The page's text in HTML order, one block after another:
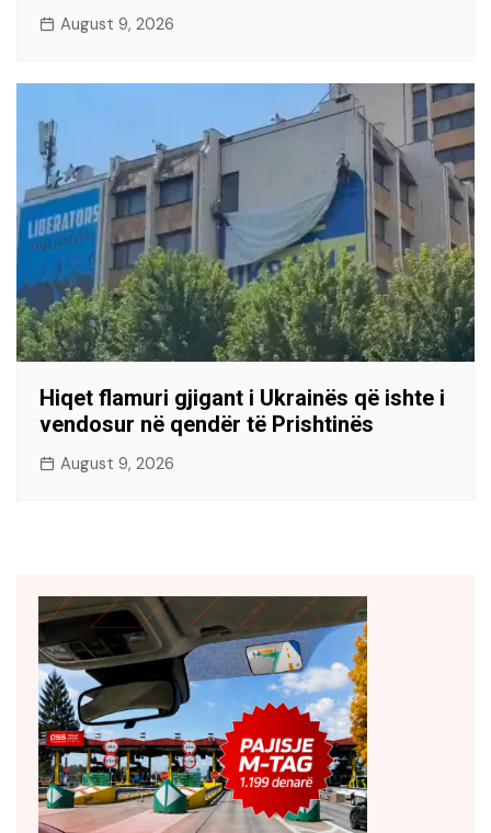
August 9, 2026
Hiqet flamuri gjigant i Ukrainës që ishte i
vendosur në qendër të Prishtinës
August 9, 2026